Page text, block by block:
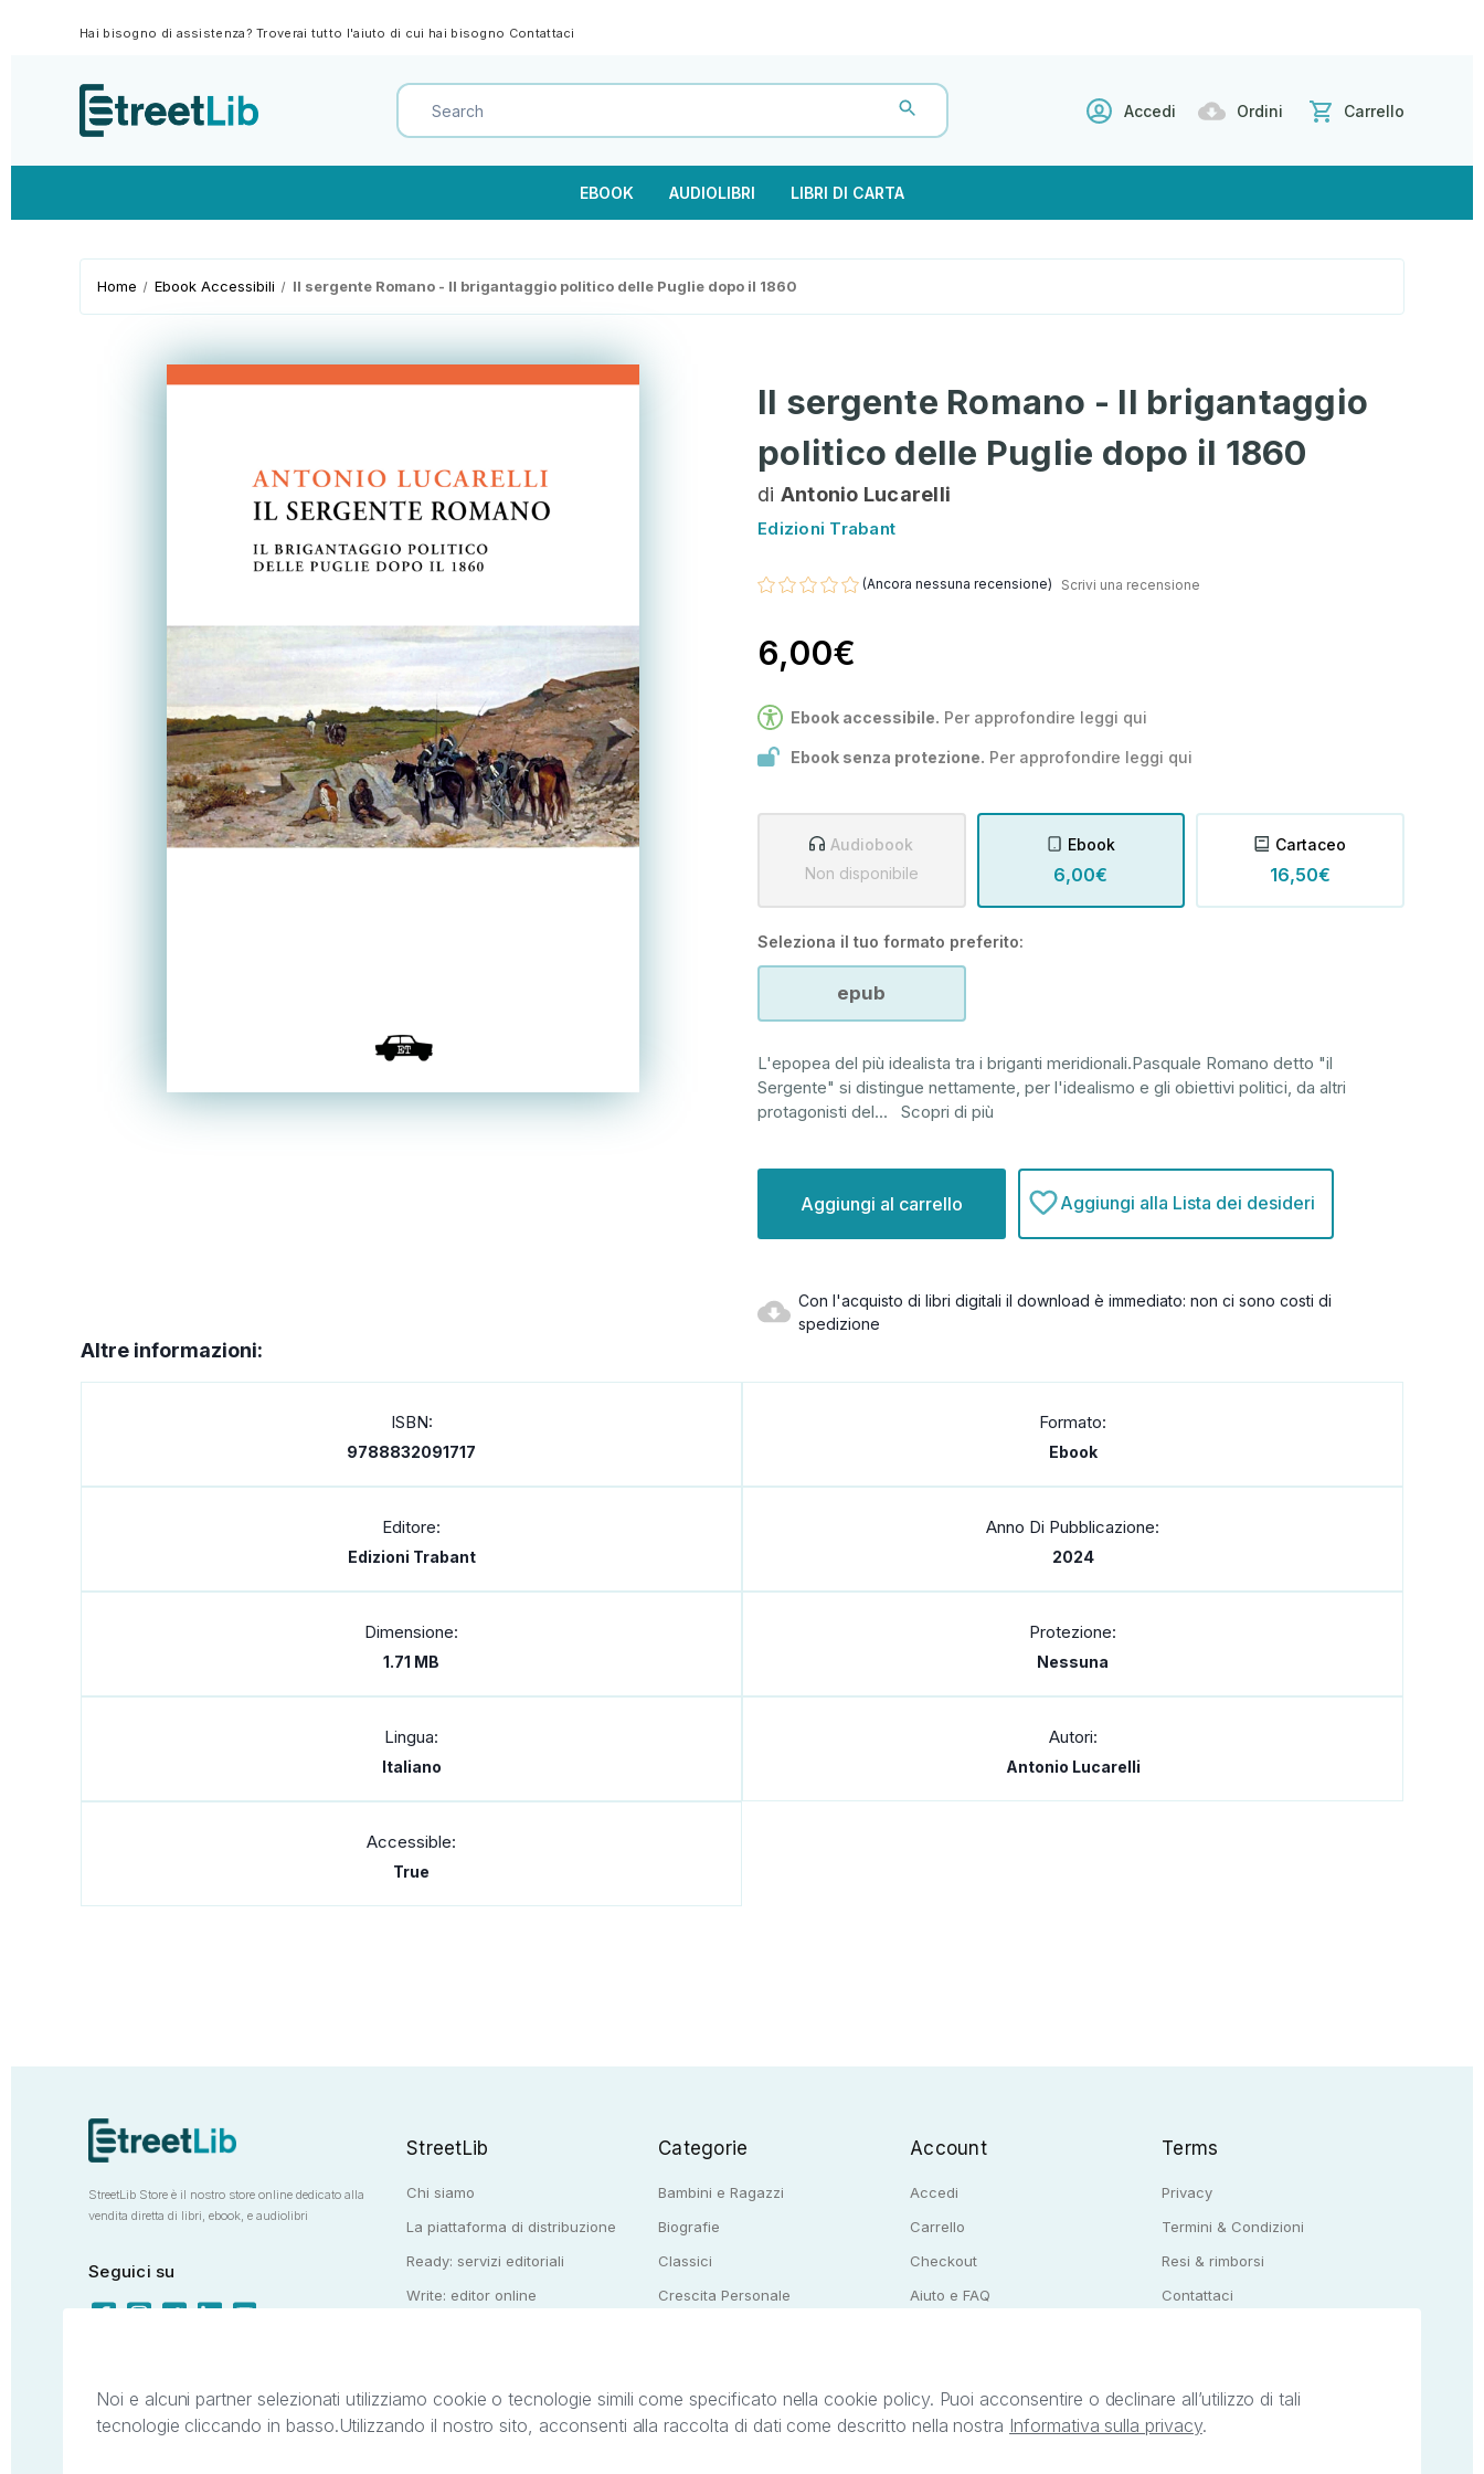
Hai bisogno di assistenza? Troverai tutto l'aiuto di cui hai bisogno Contattaci
Accedi Ordini Carrello
EBOOK AUDIOLIBRI LIBRI DI CARTA
Home Ebook Accessibili Il sergente Romano - Il brigantaggio politico delle Puglie dopo il 1860
Il sergente Romano - Il brigantaggio
politico delle Puglie dopo il 1860
di Antonio Lucarelli
Edizioni Trabant
(Ancora nessuna recensione) Scrivi una recensione
6,00€
Ebook senza protezione. Per approfondire leggi qui
Ebook accessibile. Per approfondire leggi qui
Audiobook
Non disponibile
Ebook
6,00€
Cartaceo
16,50€
Seleziona il tuo formato preferito:
epub
L'epopea del più idealista tra i briganti meridionali.Pasquale Romano detto "il
Sergente" si distingue nettamente, per l'idealismo e gli obiettivi politici, da altri
protagonisti del... Scopri di più
attuale:
Aggiungi alla Lista dei desideri
Con l'acquisto di libri digitali il download è immediato: non ci sono costi di
spedizione
Altre informazioni:
ISBN:
9788832091717
Formato:
Ebook
Editore:
Edizioni Trabant
Anno Di Pubblicazione:
2024
Dimensione:
1.71 MB
Protezione:
Nessuna
Lingua:
Italiano
Autori:
Antonio Lucarelli
Accessible:
True
StreetLib Store è il nostro store online dedicato alla
vendita diretta di libri, ebook, e audiolibri
Seguici su
StreetLib
Chi siamo
La piattaforma di distribuzione
Ready: servizi editoriali
Write: editor online
Categorie
Bambini e Ragazzi
Biografie
Classici
Crescita Personale
Account
Accedi
Carrello
Checkout
Aiuto e FAQ
Terms
Privacy
Termini & Condizioni
Resi & rimborsi
Contattaci
Il presente sito web è di proprietà di StreetLib S.r.l. C.F. e P.IVA 05338720963. StreetLib S.r.l. è titolare di tutti i diritti di proprietà intellettuale afferenti ai marchi, loghi e
Noi e alcuni partner selezionati utilizziamo cookie o tecnologie simili come specificato nella cookie policy. Puoi acconsentire o declinare all’utilizzo di tali
tecnologie cliccando in basso.Utilizzando il nostro sito, acconsenti alla raccolta di dati come descritto nella nostra Informativa sulla privacy.